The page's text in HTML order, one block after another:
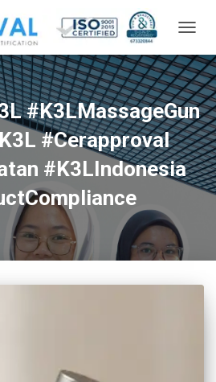
#K3LMassageGun
#Cerapproval
#K3LIndonesia